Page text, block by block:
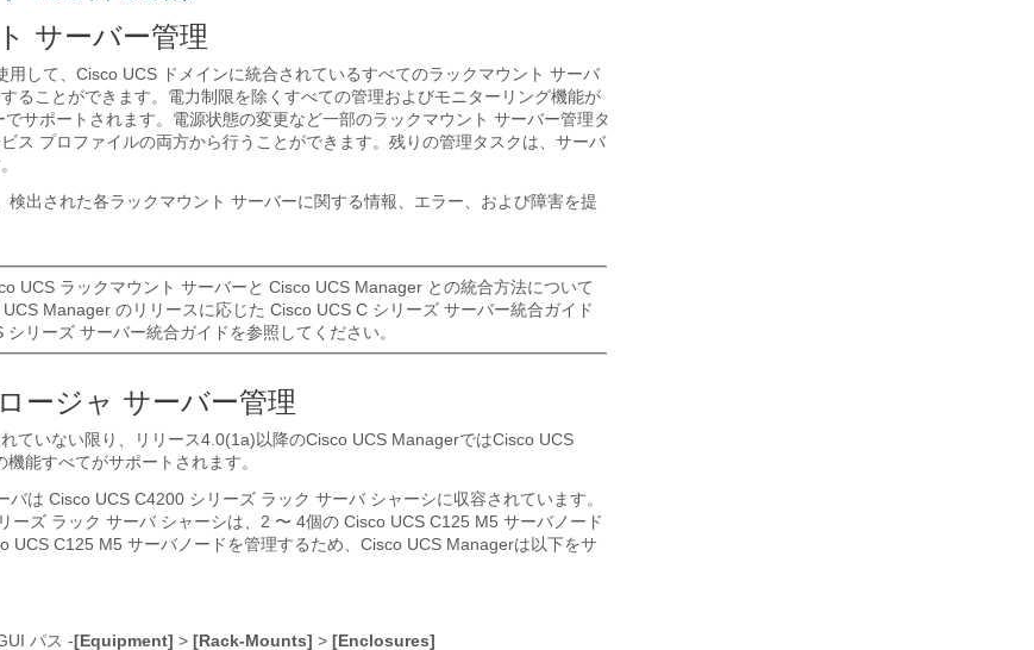
サーバー管理
用して、 Cisco UCS ドメインに統合されているすべてのラックマウント サーバ
ることができます。電力制限を除くすべての管理およびモニターリング機能が
サポートされます。電源状態の変更など一部のラックマウント サーバー管理タ
ス プロファイルの両方から行うことができます。残りの管理タスクは、サーバ
検出された各ラックマウント サーバーに関する情報、エラー、および障害を提
UCS ラックマウント サーバーと Cisco UCS Manager との統合方法について
UCS Manager のリリースに応じた Cisco UCS C シリーズ サーバー統合ガイド
シリーズ サーバー統合ガイドを参照してください。
ージャ サーバー管理
ていない限り、リリース4.0(1a)以降のCisco UCS ManagerではCisco UCS
機能すべてがサポートされます。
バは Cisco UCS C4200 シリーズ ラック サーバ シャーシに収容されています。
ーズ ラック サーバ シャーシは、2 〜 4個の Cisco UCS C125 M5 サーバノード
UCS C125 M5 サーバノードを管理するため、 Cisco UCS Managerは以下をサ
パス -[Equipment] > [Rack-Mounts] > [Enclosures]